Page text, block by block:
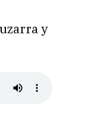
y